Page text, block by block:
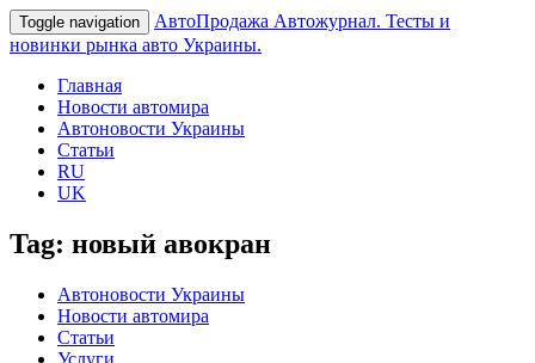
Toggle navigation АвтоПродажа Автожурнал. Тесты и
новинки рынка авто Украины.
Главная
Новости автомира
Автоновости Украины
Статьи
RU
UK
Tag: новый авокран
Автоновости Украины
Новости автомира
Статьи
Услуги